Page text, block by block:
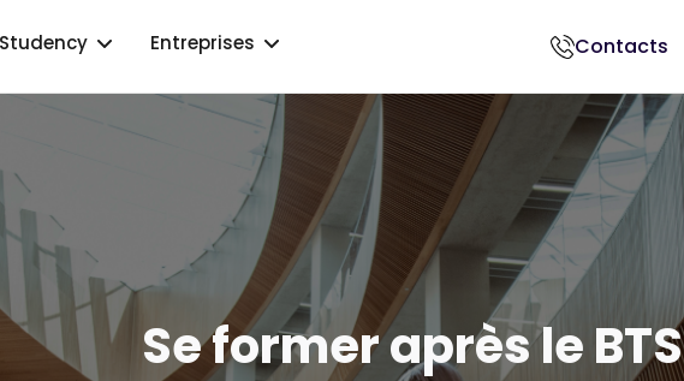
Studency Entreprises
Contacts
Se former après le BTS